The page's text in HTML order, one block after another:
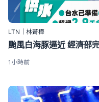
LTN｜林菁樺
颱風白海豚逼近 經濟部
1小時前